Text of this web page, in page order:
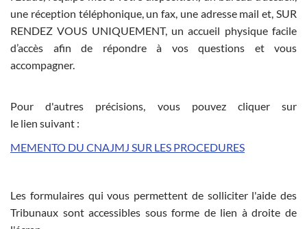
une réception téléphonique, un fax, une adresse mail et, SUR
RENDEZ VOUS UNIQUEMENT, un accueil physique facile
d’accès afin de répondre à vos questions et vous
accompagner.
Pour d'autres précisions, vous pouvez cliquer sur
le lien suivant :
MEMENTO DU CNAJMJ SUR LES PROCEDURES
Les formulaires qui vous permettent de solliciter l'aide des
Tribunaux sont accessibles sous forme de lien à droite de